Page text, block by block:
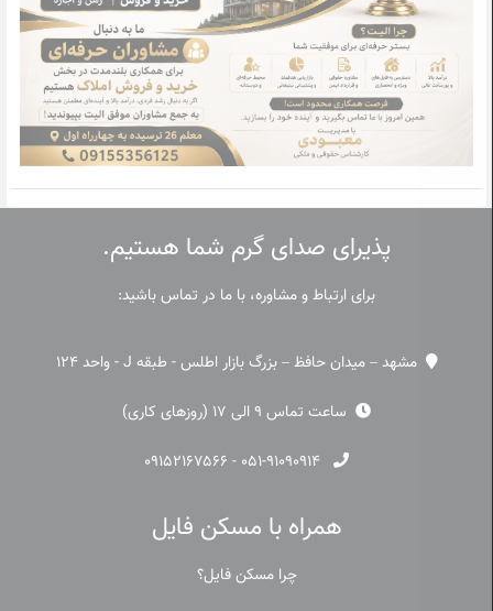
پذیرای صدای گرم شما هستیم.
برای ارتباط و مشاوره، با ما در تماس باشید:
مشهد – میدان حافظ – بزرگ بازار اطلس - طبقه J - واحد 124
ساعت تماس 9 الی 17 (روزهای کاری)
۰۵۱-۹۱۰۹۰۹۱۴ - ۰۹۱۵۲۱۶۷۵۶۶
همراه با مسکن فایل
چرا مسکن فایل؟